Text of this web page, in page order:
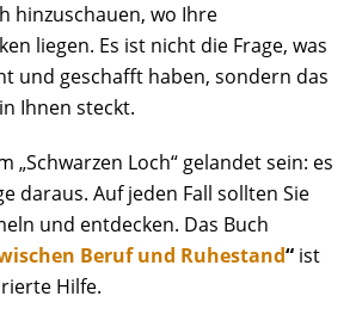
hinzuschauen, wo Ihre
liegen. Es ist nicht die Frage, was
und geschafft haben, sondern das
Ihnen steckt.
„Schwarzen Loch“ gelandet sein: es
daraus. Auf jeden Fall sollten Sie
und entdecken. Das Buch
Beruf und Ruhestand“ ist
Hilfe.